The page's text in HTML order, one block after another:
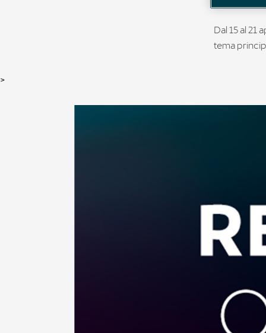
Dal 15 al 21
tema
>